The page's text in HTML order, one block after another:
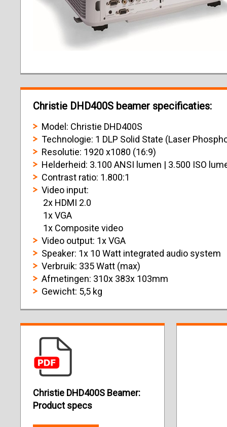
Christie DHD400S beamer specificaties:
Model: Christie DHD400S
Technologie: 1 DLP Solid State (Laser
Resolutie: 1920 x1080 (16:9)
Helderheid: 3.100 ANSI lumen | 3.500 ISO
Contrast ratio: 1.800:1
Video input:
2x HDMI 2.0
1x VGA
1x Composite video
Video output: 1x VGA
Speaker: 1x 10 Watt integrated audio system
Verbruik: 335 Watt (max)
Afmetingen: 310x 383x 103mm
Gewicht: 5,5 kg
Christie DHD400S Beamer:
Product specs